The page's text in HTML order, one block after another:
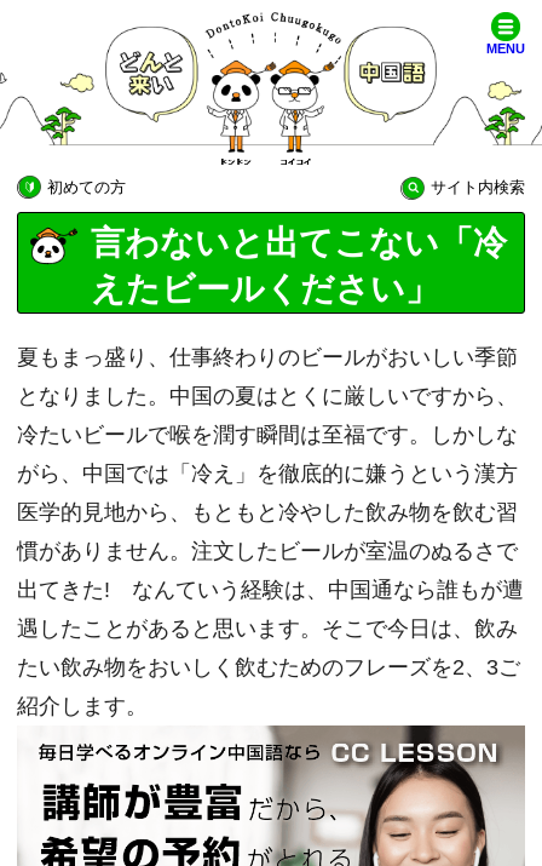
MENU
初めての方 サイト内検索
言わないと出てこない「冷
えたビールください」
夏もまっ盛り、仕事終わりのビールがおいしい季節
となりました。中国の夏はとくに厳しいですから、
冷たいビールで喉を潤す瞬間は至福です。しかしな
がら、中国では「冷え」を徹底的に嫌うという漢方
医学的見地から、もともと冷やした飲み物を飲む習
慣がありません。注文したビールが室温のぬるさで
出てきた! なんていう経験は、中国通なら誰もが遭
遇したことがあると思います。そこで今日は、飲み
たい飲み物をおいしく飲むためのフレーズを2、3ご
紹介します。